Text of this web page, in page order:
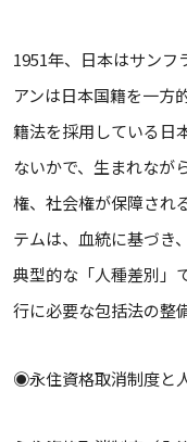
1951年、日本はサンフ
アンは日本国籍を一方
籍法を採用している日
ないかで、生まれなが
権、社会権が保障され
テムは、血統に基づき
典型的な「人種差別」
行に必要な包括法の整
◉永住資格取消制度と